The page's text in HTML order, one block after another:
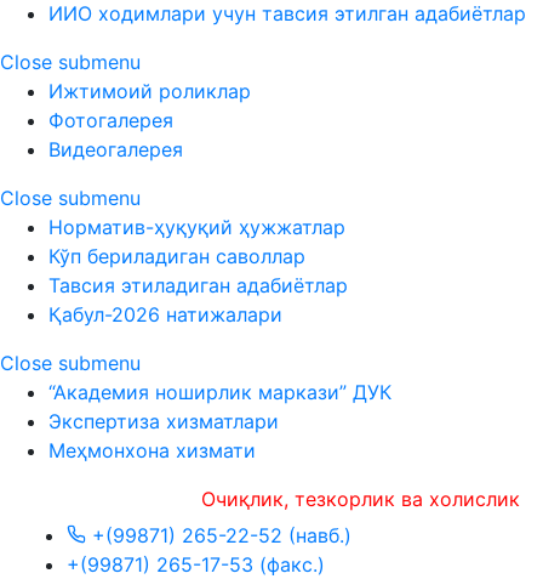
ИИО ходимлари учун тавсия этилган адабиётлар
Close submenu
Ижтимоий роликлар
Фотогалерея
Видеогалерея
Close submenu
Норматив-ҳуқуқий ҳужжатлар
Кўп бериладиган саволлар
Тавсия этиладиган адабиётлар
Қабул-2026 натижалари
Close submenu
“Академия ноширлик маркази” ДУК
Экспертиза хизматлари
Меҳмонхона хизмати
Очиқлик, тезкорлик ва холислик
+(99871) 265-22-52 (навб.)
+(99871) 265-17-53 (факс.)